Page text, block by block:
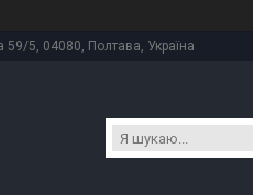
59/5, 04080, Полтава, Україна